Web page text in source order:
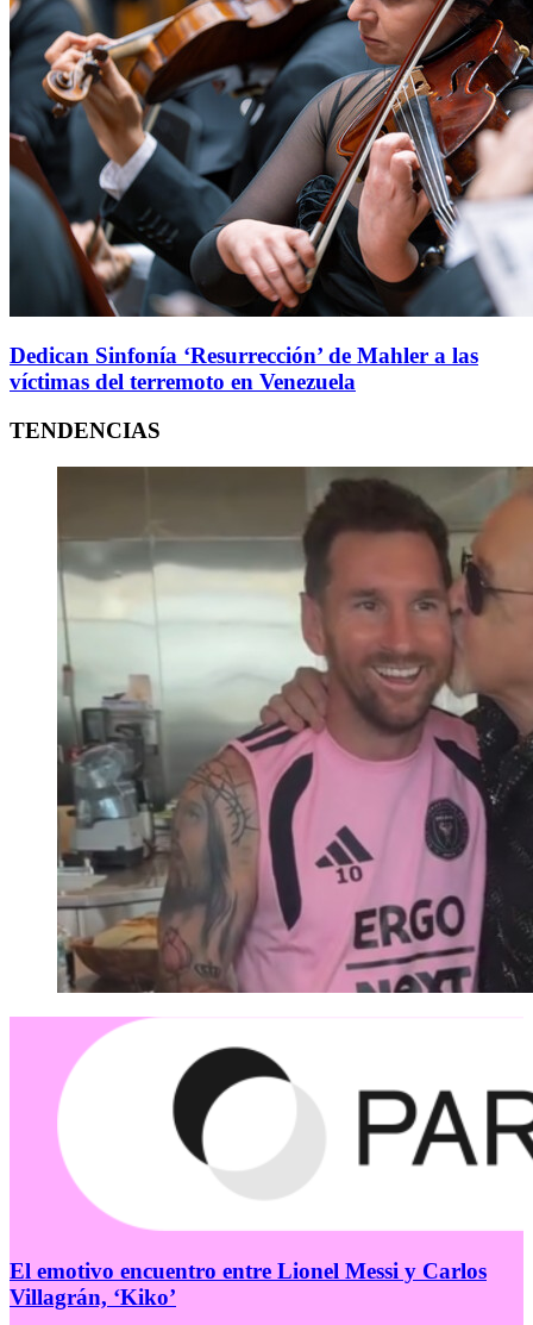
Dedican Sinfonía ‘Resurrección’ de Mahler a las
víctimas del terremoto en Venezuela
TENDENCIAS
El emotivo encuentro entre Lionel Messi y Carlos
Villagrán, ‘Kiko’